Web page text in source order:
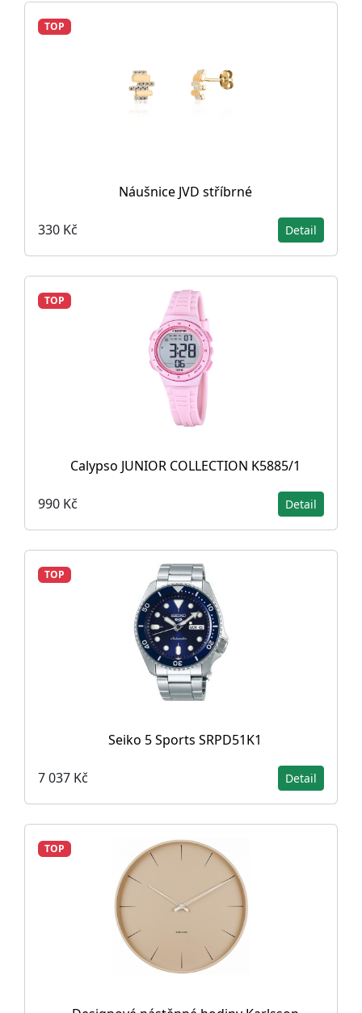
TOP
Náušnice JVD stříbrné
330 Kč Detail
TOP
Calypso JUNIOR COLLECTION K5885/1
990 Kč Detail
TOP
Seiko 5 Sports SRPD51K1
7 037 Kč Detail
TOP